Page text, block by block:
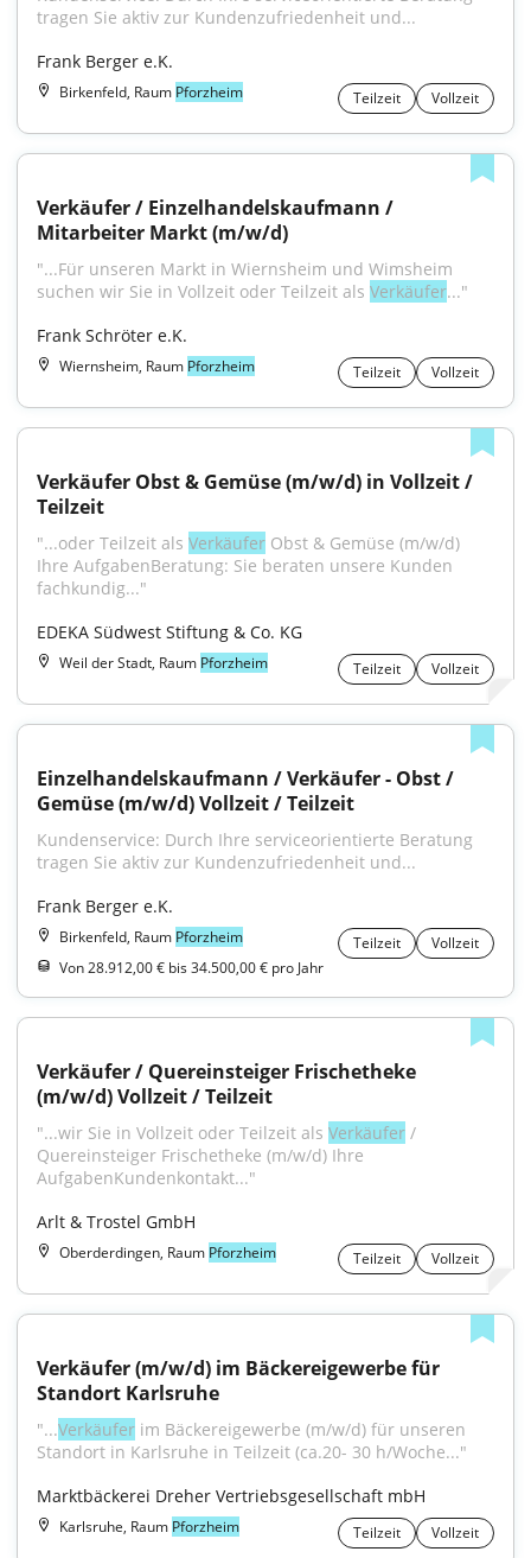
tragen Sie aktiv zur Kundenzufriedenheit und...
Frank Berger e.K.
Birkenfeld, Raum Pforzheim Teilzeit Vollzeit
Verkäufer / Einzelhandelskaufmann /
Mitarbeiter Markt (m/w/d)
"...Für unseren Markt in Wiernsheim und Wimsheim
suchen wir Sie in Vollzeit oder Teilzeit als Verkäufer..."
Frank Schröter e.K.
Wiernsheim, Raum Pforzheim Teilzeit Vollzeit
Verkäufer Obst & Gemüse (m/w/d) in Vollzeit /
Teilzeit
"...oder Teilzeit als Verkäufer Obst & Gemüse (m/w/d)
Ihre AufgabenBeratung: Sie beraten unsere Kunden
fachkundig..."
EDEKA Südwest Stiftung & Co. KG
Weil der Stadt, Raum Pforzheim Teilzeit Vollzeit
Einzelhandelskaufmann / Verkäufer - Obst /
Gemüse (m/w/d) Vollzeit / Teilzeit
Kundenservice: Durch Ihre serviceorientierte Beratung
tragen Sie aktiv zur Kundenzufriedenheit und...
Frank Berger e.K.
Birkenfeld, Raum Pforzheim Teilzeit
Vollzeit
Von 28.912,00 € bis 34.500,00 € pro Jahr
Verkäufer / Quereinsteiger Frischetheke
(m/w/d) Vollzeit / Teilzeit
"...wir Sie in Vollzeit oder Teilzeit als Verkäufer /
Quereinsteiger Frischetheke (m/w/d) Ihre
AufgabenKundenkontakt..."
Arlt & Trostel GmbH
Oberderdingen, Raum Pforzheim Teilzeit Vollzeit
Verkäufer (m/w/d) im Bäckereigewerbe für
Standort Karlsruhe
"...Verkäufer im Bäckereigewerbe (m/w/d) für unseren
Standort in Karlsruhe in Teilzeit (ca.20- 30 h/Woche..."
Marktbäckerei Dreher Vertriebsgesellschaft mbH
Karlsruhe, Raum Pforzheim Teilzeit Vollzeit